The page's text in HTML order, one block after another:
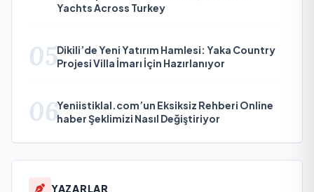
Yachts Across Turkey
05Dikili’de Yeni Yatırım Hamlesi: Yaka Country
Projesi Villa İmarı İçin Hazırlanıyor
06Yeniistiklal.com’un Eksiksiz Rehberi Online
haber Şeklimizi Nasıl Değiştiriyor
YAZARLAR